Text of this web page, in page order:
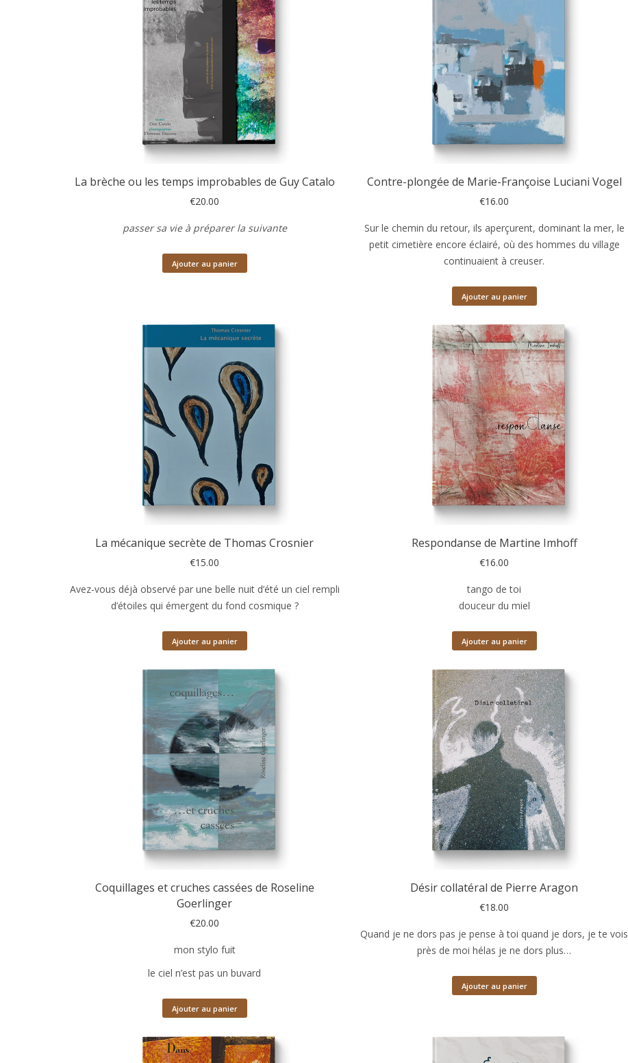
La brèche ou les temps improbables de Guy Catalo
€20.00
passer sa vie à préparer la suivante
Ajouter au panier
Contre-plongée de Marie-Françoise Luciani Vogel
€16.00
Sur le chemin du retour, ils aperçurent, dominant la mer, le
petit cimetière encore éclairé, où des hommes du village
continuaient à creuser.
Ajouter au panier
La mécanique secrète de Thomas Crosnier
€15.00
Avez-vous déjà observé par une belle nuit d’été un ciel rempli
d’étoiles qui émergent du fond cosmique ?
Ajouter au panier
Respondanse de Martine Imhoff
€16.00
tango de toi
douceur du miel
Ajouter au panier
Coquillages et cruches cassées de Roseline
Goerlinger
€20.00
mon stylo fuit
le ciel n’est pas un buvard
Ajouter au panier
Désir collatéral de Pierre Aragon
€18.00
Quand je ne dors pas je pense à toi quand je dors, je te vois
près de moi hélas je ne dors plus…
Ajouter au panier